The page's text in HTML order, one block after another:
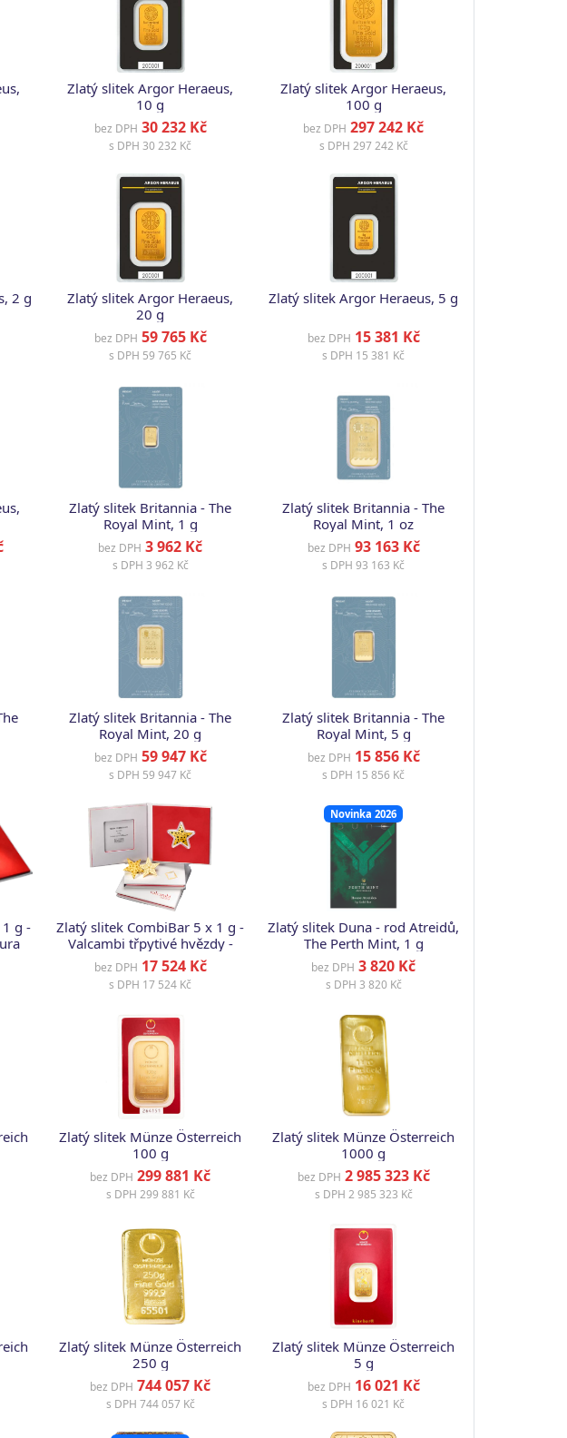
Zlatý slitek Argor Heraeus,
10 g
bez DPH 30 232 Kč
s DPH 30 232 Kč
Zlatý slitek Argor Heraeus,
100 g
bez DPH 297 242 Kč
s DPH 297 242 Kč
2 g
Zlatý slitek Argor Heraeus,
20 g
bez DPH 59 765 Kč
s DPH 59 765 Kč
Zlatý slitek Argor Heraeus, 5 g
bez DPH 15 381 Kč
s DPH 15 381 Kč
Zlatý slitek Britannia - The
Royal Mint, 1 g
bez DPH 3 962 Kč
s DPH 3 962 Kč
Zlatý slitek Britannia - The
Royal Mint, 1 oz
bez DPH 93 163 Kč
s DPH 93 163 Kč
Zlatý slitek Britannia - The
Royal Mint, 20 g
bez DPH 59 947 Kč
s DPH 59 947 Kč
Zlatý slitek Britannia - The
Royal Mint, 5 g
bez DPH 15 856 Kč
s DPH 15 856 Kč
g -
Zlatý slitek CombiBar 5 x 1 g -
Valcambi třpytivé hvězdy -
knížka
bez DPH 17 524 Kč
s DPH 17 524 Kč
Novinka 2026
Zlatý slitek Duna - rod Atreidů,
The Perth Mint, 1 g
bez DPH 3 820 Kč
s DPH 3 820 Kč
Zlatý slitek Münze Österreich
100 g
bez DPH 299 881 Kč
s DPH 299 881 Kč
Zlatý slitek Münze Österreich
1000 g
bez DPH 2 985 323 Kč
s DPH 2 985 323 Kč
Zlatý slitek Münze Österreich
250 g
bez DPH 744 057 Kč
s DPH 744 057 Kč
Zlatý slitek Münze Österreich
5 g
bez DPH 16 021 Kč
s DPH 16 021 Kč